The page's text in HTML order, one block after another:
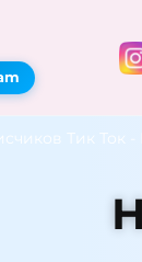
Тик Ток